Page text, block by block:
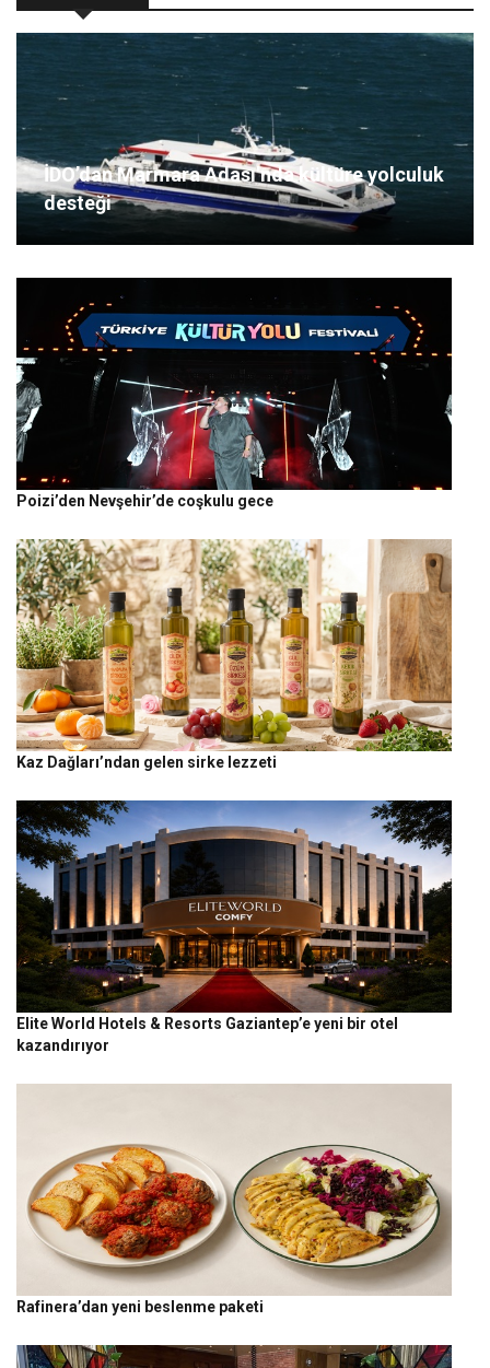
İDO’dan Marmara Adası’nda kültüre yolculuk
desteği
Poizi’den Nevşehir’de coşkulu gece
Kaz Dağları’ndan gelen sirke lezzeti
Elite World Hotels & Resorts Gaziantep’e yeni bir otel
kazandırıyor
Rafinera’dan yeni beslenme paketi